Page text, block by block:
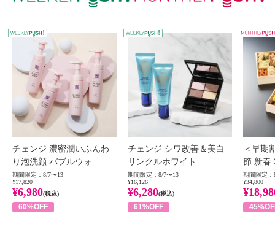
WEEKLY PUSH
チェンジ 濃密潤いふんわ
り泡洗顔 バブルウォ...
期間限定：8/7〜13
¥17,820
¥6,980(税込)
60%OFF
チェンジ シワ改善＆美白
リンクルホワイト ...
期間限定：8/7〜13
¥16,126
¥6,280(税込)
61%OFF
＜早期
節 新春
期間限定：
¥34,800